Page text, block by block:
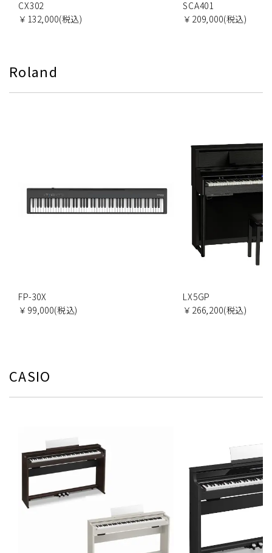
CX302
￥132,000(税込)
SCA401
￥209,000(税込)
Roland
FP-30X
￥99,000(税込)
LX5GP
￥266,200(税込)
CASIO